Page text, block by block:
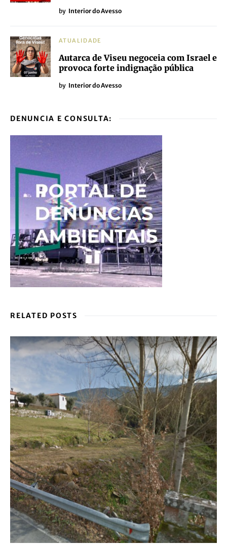
by Interior do Avesso
ATUALIDADE
Autarca de Viseu negoceia com Israel e
provoca forte indignação pública
by Interior do Avesso
DENUNCIA E CONSULTA:
RELATED POSTS